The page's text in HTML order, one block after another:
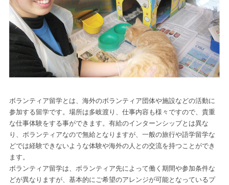
ボランティア留学とは、海外のボランティア団体や施設などの活動に
参加する留学です。場所は多岐渡り、仕事内容も様々ですので、貴重
な仕事体験をする事ができます。有給のインターンシップとは異な
り、ボランティアなので無給となりますが、一般の旅行や語学留学な
どでは経験できないような体験や海外の人との交流を持つことができ
ます。
ボランティア留学は、ボランティア先によって働く期間や参加条件な
どが異なりますが、基本的にご希望のアレンジが可能となっているプ